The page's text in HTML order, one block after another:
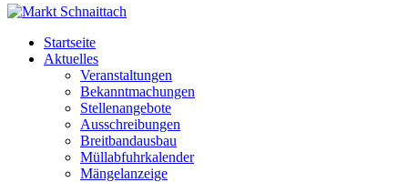
Startseite
Aktuelles
Veranstaltungen
Bekanntmachungen
Stellenangebote
Ausschreibungen
Breitbandausbau
Müllabfuhrkalender
Mängelanzeige